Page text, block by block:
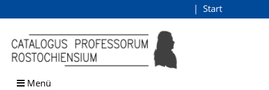
Browsen
direkt zum Inhalt
Start
Menü